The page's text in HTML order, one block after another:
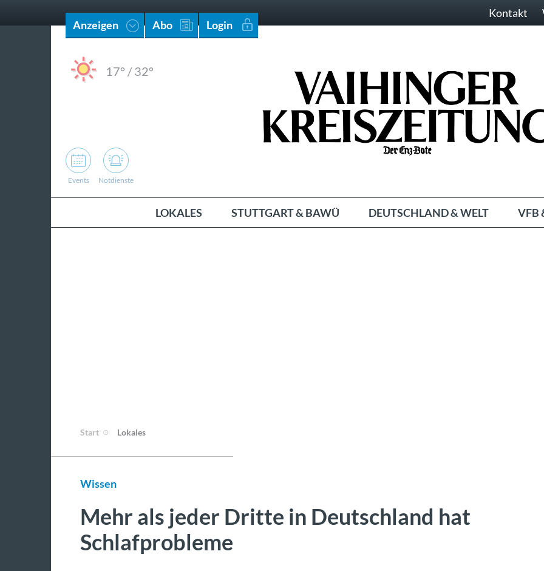
Anzeigen Abo Login
Kontakt
17° /32°
Events Notdienste
LOKALES STUTTGART & BAWÜ DEUTSCHLAND & WELT VFB
Start Lokales
Wissen
Mehr als jeder Dritte in Deutschland hat
Schlafprobleme